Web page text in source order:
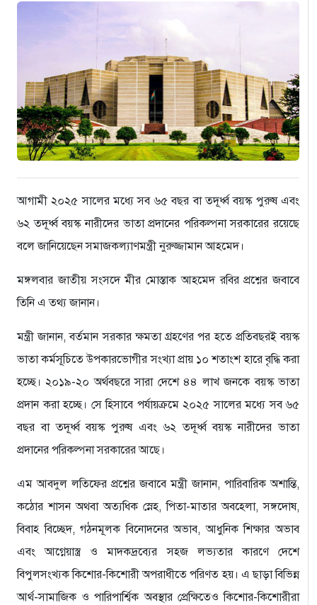
আগামী ২০২৫ সালের মধ্যে সব ৬৫ বছর বা তদূর্ধ্ব বয়স্ক পুরুষ এবং
৬২ তদূর্ধ্ব বয়স্ক নারীদের ভাতা প্রদানের পরিকল্পনা সরকারের রয়েছে
বলে জানিয়েছেন সমাজকল্যাণমন্ত্রী নুরুজ্জামান আহমেদ।
মঙ্গলবার জাতীয় সংসদে মীর মোস্তাক আহমেদ রবির প্রশ্নের জবাবে
তিনি এ তথ্য জানান।
মন্ত্রী জানান, বর্তমান সরকার ক্ষমতা গ্রহণের পর হতে প্রতিবছরই বয়স্ক
ভাতা কর্মসূচিতে উপকারভোগীর সংখ্যা প্রায় ১০ শতাংশ হারে বৃদ্ধি করা
হচ্ছে। ২০১৯-২০ অর্থবছরে সারা দেশে ৪৪ লাখ জনকে বয়স্ক ভাতা
প্রদান করা হচ্ছে। সে হিসাবে পর্যায়ক্রমে ২০২৫ সালের মধ্যে সব ৬৫
বছর বা তদূর্ধ্ব বয়স্ক পুরুষ এবং ৬২ তদূর্ধ্ব বয়স্ক নারীদের ভাতা
প্রদানের পরিকল্পনা সরকারের আছে।
এম আবদুল লতিফের প্রশ্নের জবাবে মন্ত্রী জানান, পারিবারিক অশান্তি,
কঠোর শাসন অথবা অত্যধিক স্নেহ, পিতা-মাতার অবহেলা, সঙ্গদোষ,
বিবাহ বিচ্ছেদ, গঠনমূলক বিনোদনের অভাব, আধুনিক শিক্ষার অভাব
এবং আগ্নেয়াস্ত্র ও মাদকদ্রব্যের সহজ লভ্যতার কারণে দেশে
বিপুলসংখ্যক কিশোর-কিশোরী অপরাধীতে পরিণত হয়। এ ছাড়া বিভিন্ন
আর্থ-সামাজিক ও পারিপার্শ্বিক অবস্থার প্রেক্ষিতেও কিশোর-কিশোরীরা